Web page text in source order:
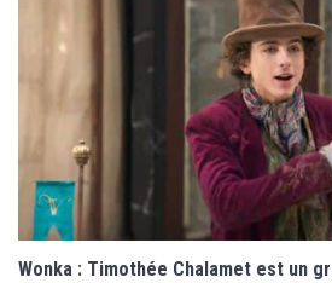
Wonka : Timothée Chalamet est un